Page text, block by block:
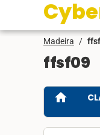
Madeira /
ffsf09
home